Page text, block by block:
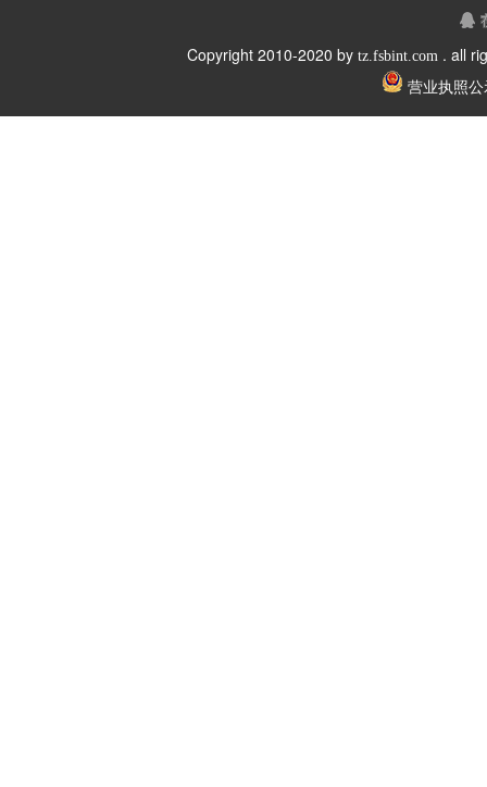
Copyright 2010-2020 by tz.fsbint.com. all
营业执照